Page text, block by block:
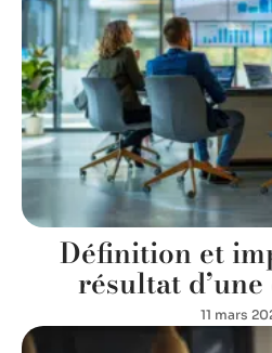
Définition et
résultat
11 mars